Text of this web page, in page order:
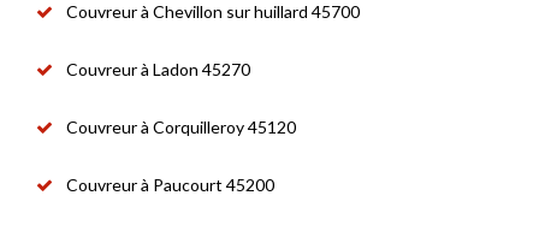
Couvreur à Chevillon sur huillard 45700
Couvreur à Ladon 45270
Couvreur à Corquilleroy 45120
Couvreur à Paucourt 45200